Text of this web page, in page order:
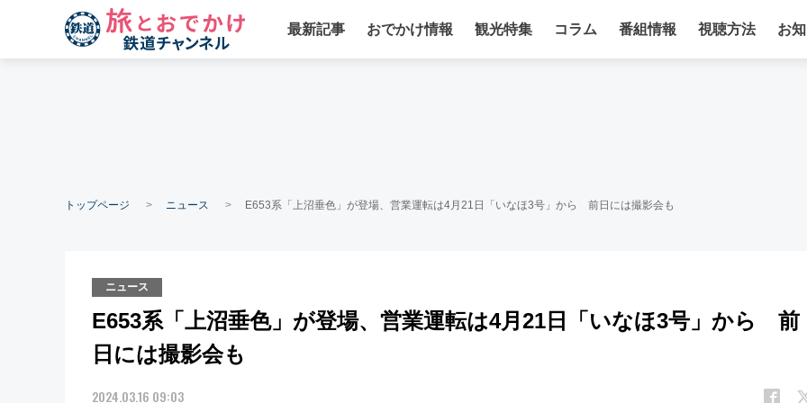
最新記事 おでかけ情報 観光特集 コラム 番組情報 視聴方法 お
トップページ ニュース E653系「上沼垂色」が登場、営業運転は4月21日「いなほ3号」から 前日には撮影会も
ニュース
E653系「上沼垂色」が登場、営業運転は4月21日「いなほ3号」から 前
日には撮影会も
2024.03.16 09:03